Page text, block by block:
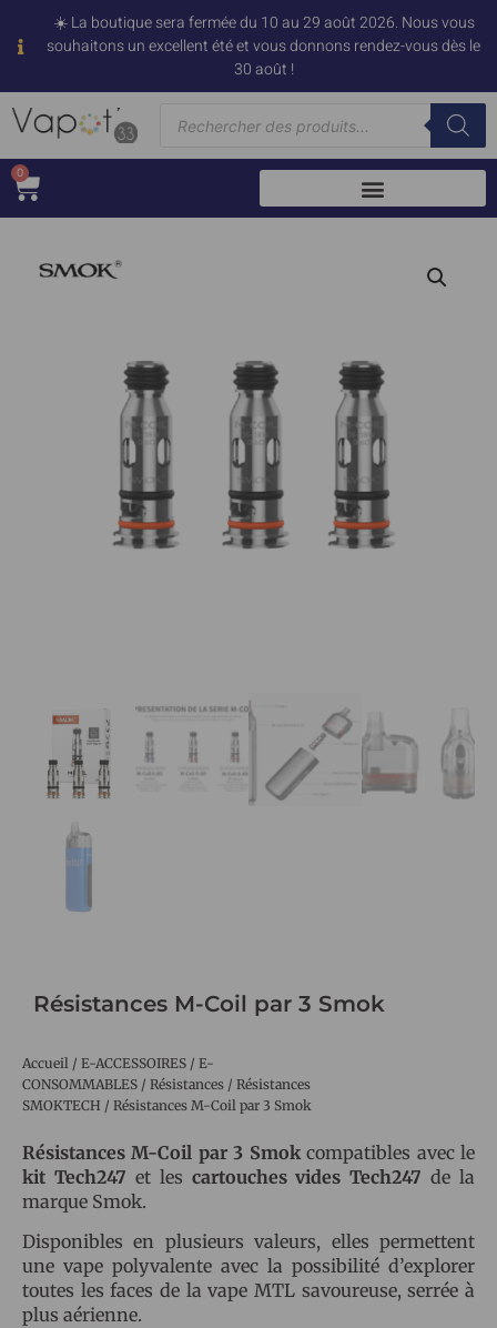
☀️ La boutique sera fermée du 10 au 29 août 2026. Nous vous
souhaitons un excellent été et vous donnons rendez-vous dès le
30 août !
0
Résistances M-Coil par 3 Smok
Accueil / E-ACCESSOIRES / E-
CONSOMMABLES / Résistances / Résistances
SMOKTECH / Résistances M-Coil par 3 Smok
Résistances M-Coil par 3 Smokcompatibles avec le
kit Tech247 et les cartouches vides Tech247 de la
marque Smok.
Disponibles en plusieurs valeurs, elles permettent
une vape polyvalente avec la possibilité d’explorer
toutes les faces de la vape MTL savoureuse, serrée à
plus aérienne.